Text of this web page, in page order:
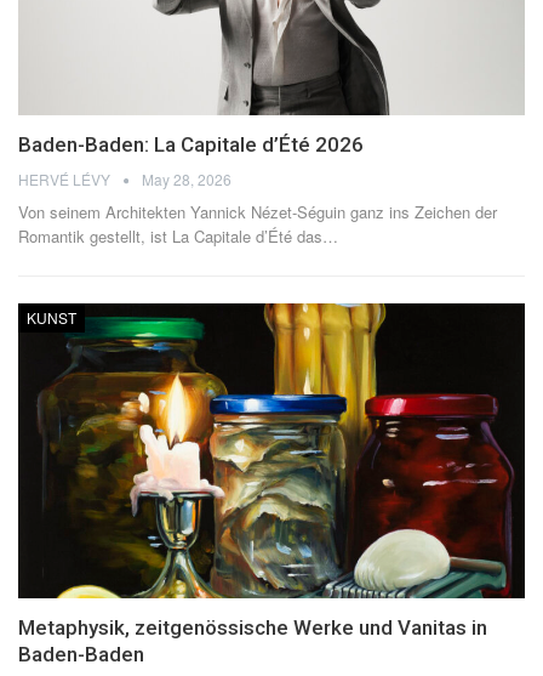
Baden-Baden: La Capitale d’Été 2026
HERVÉ LÉVY May 28, 2026
Von seinem Architekten Yannick Nézet-Séguin ganz ins Zeichen der
Romantik gestellt, ist La Capitale d’Été das…
KUNST
Metaphysik, zeitgenössische Werke und Vanitas in
Baden-Baden